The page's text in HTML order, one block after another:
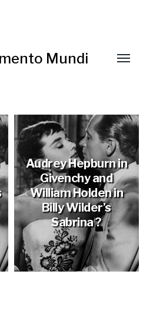
Mundi
Audrey Hepburn in
Givenchy and
William Holden in
Billy Wilder’s
Sabrina ?